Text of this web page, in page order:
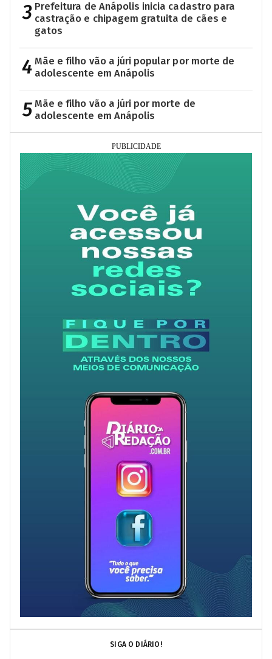
3 Prefeitura de Anápolis inicia cadastro para
castração e chipagem gratuita de cães e
gatos
4 Mãe e filho vão a júri popular por morte de
adolescente em Anápolis
5 Mãe e filho vão a júri por morte de
adolescente em Anápolis
SIGA O DIÁRIO!